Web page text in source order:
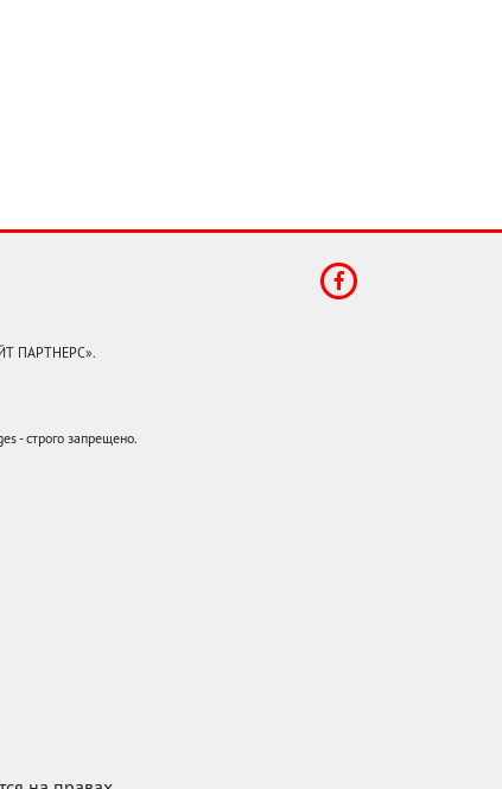
ПАРТНЕРС».
- строго запрещено.